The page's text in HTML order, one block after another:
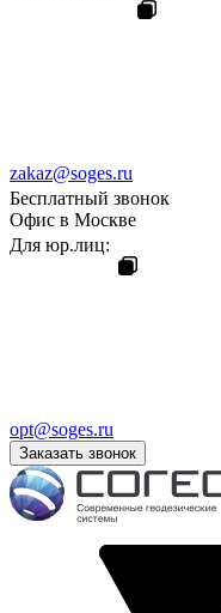
zakaz@soges.ru
Бесплатный звонок
Офис в Москве
Для юр.лиц:
opt@soges.ru
Заказать звонок